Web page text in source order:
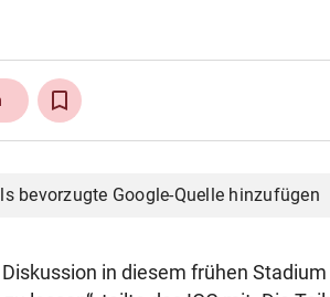
bevorzugte Google-Quelle hinzufügen
in diesem frühen